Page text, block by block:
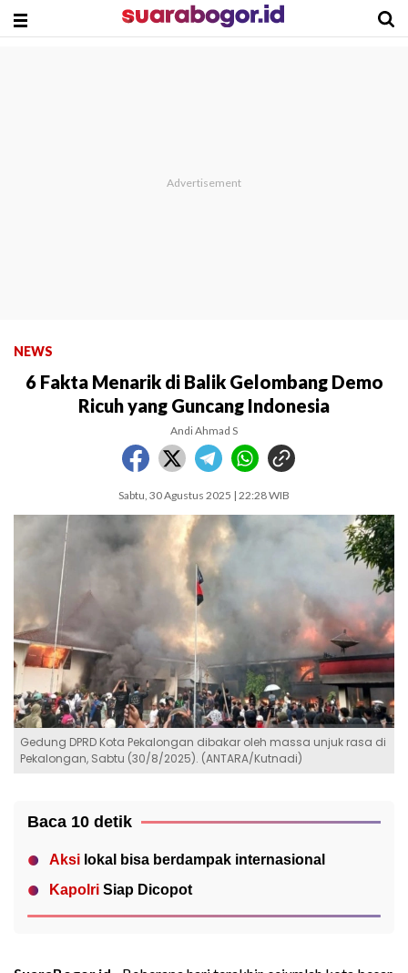
NEWS
6 Fakta Menarik di Balik Gelombang Demo
Ricuh yang Guncang Indonesia
Andi Ahmad S
Sabtu, 30 Agustus 2025 | 22:28 WIB
Gedung DPRD Kota Pekalongan dibakar oleh massa unjuk rasa di
Pekalongan, Sabtu (30/8/2025). (ANTARA/Kutnadi)
Baca 10 detik
Aksi lokal bisa berdampak internasional
Kapolri Siap Dicopot